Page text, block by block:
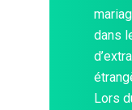
dans
Lors